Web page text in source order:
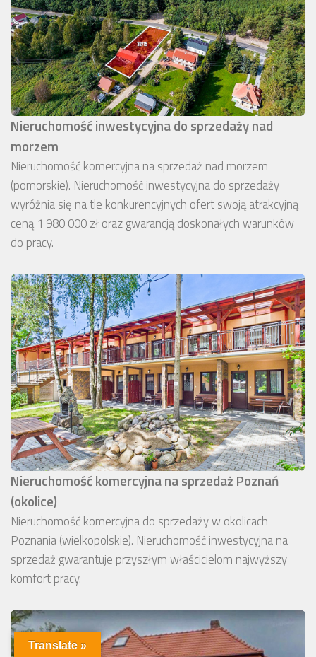
Nieruchomość inwestycyjna do sprzedaży nad
morzem
Nieruchomość komercyjna na sprzedaż nad morzem
(pomorskie). Nieruchomość inwestycyjna do sprzedaży
wyróżnia się na tle konkurencyjnych ofert swoją atrakcyjną
ceną 1 980 000 zł oraz gwarancją doskonałych warunków
do pracy.
Nieruchomość komercyjna na sprzedaż Poznań
(okolice)
Nieruchomość komercyjna do sprzedaży w okolicach
Poznania (wielkopolskie). Nieruchomość inwestycyjna na
sprzedaż gwarantuje przyszłym właścicielom najwyższy
komfort pracy.
Translate »